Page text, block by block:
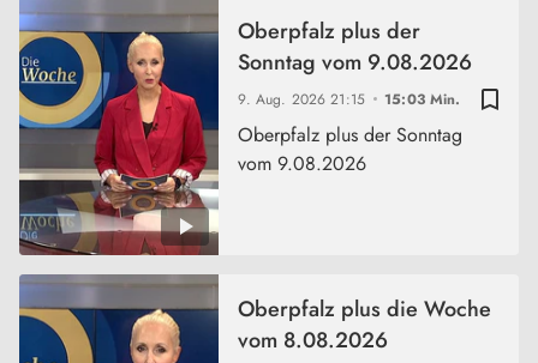
bookmark_border
9. Aug. 202621:15 15:03 Min.
Oberpfalz plus der
Sonntag vom 9.08.2026
Oberpfalz plus der Sonntag
vom 9.08.2026
Oberpfalz plus die Woche
vom 8.08.2026